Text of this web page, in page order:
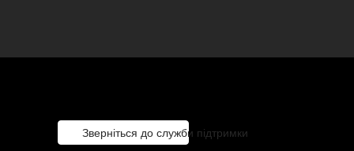
Зверніться до служби підтримки